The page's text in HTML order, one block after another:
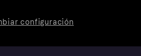
Todos los derechos reservados. Klarna Bank AB (publ).
configuración